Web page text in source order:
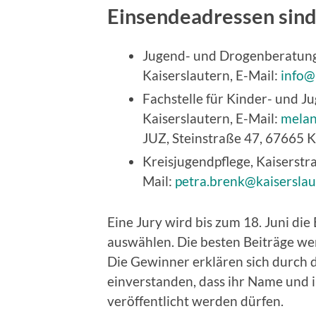
Einsendeadressen
Jugend- und
Kaiserslautern, E-Mail:
Fachstelle für Kinder- und
Kaiserslautern, E-Mail:
JUZ, Steinstraße 47, 67665
Kreisjugendpflege,
Mail:
Eine Jury wird bis zum 18. Juni
auswählen. Die besten Beiträge
Die Gewinner erklären sich durch
einverstanden, dass ihr Name
veröffentlicht werden dürfen.